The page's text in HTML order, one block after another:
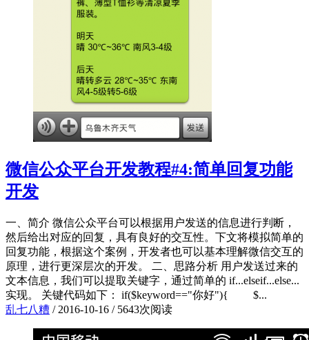
微信公众平台开发教程#4:简单回复功能
开发
一、简介 微信公众平台可以根据用户发送的信息进行判断，
然后给出对应的回复，具有良好的交互性。下文将模拟简单的
回复功能，根据这个案例，开发者也可以基本理解微信交互的
原理，进行更深层次的开发。 二、思路分析 用户发送过来的
文本信息，我们可以提取关键字，通过简单的 if...elseif...else...
实现。 关键代码如下： if($keyword=="你好"){ $...
乱七八糟 / 2016-10-16 / 5643次阅读